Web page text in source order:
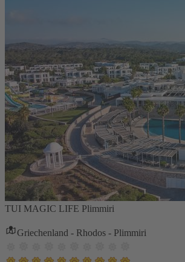
TUI MAGIC LIFE Plimmiri
Griechenland - Rhodos - Plimmiri